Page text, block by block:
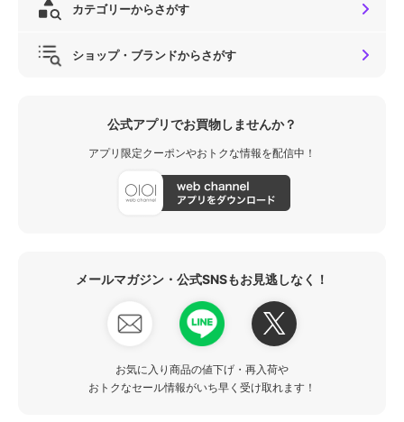
カテゴリーからさがす
ショップ・ブランドからさがす
公式アプリでお買物しませんか？
アプリ限定クーポンやおトクな情報を配信中！
メールマガジン・公式SNSもお見逃しなく！
お気に入り商品の値下げ・再入荷や
おトクなセール情報がいち早く受け取れます！